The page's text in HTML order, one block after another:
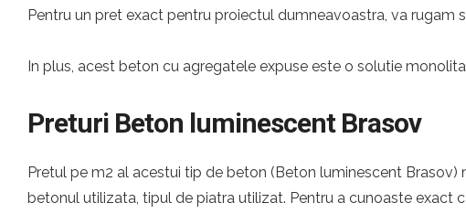
Pentru un pret exact pentru proiectul dumneavoastra, va
In plus, acest beton cu agregatele expuse este o solutie
Preturi Beton luminescent Brasov
Pretul pe m2 al acestui tip de beton (Beton luminescent
betonul utilizata, tipul de piatra utilizat. Pentru a cunoaste exact